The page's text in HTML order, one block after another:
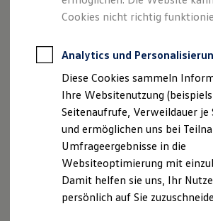
Restschuldversicherungen
Garantien
Professional Class bei
Behörden
Direktkunden
Sonderfahrzeuge
Anpfiff zum Gewinn
Elektromobilität
Elektroautos
ID. Tutorials
Elektrofahrzeugkonzepte
ID. EVERY1
Reichweite
Impressum
Autohaus Minrath GmbH & Co. KG
Rheinberger Straße 46 + 61
Telefon: 02841/145-0
Cookies nicht richtig
Analytics und
Diese Cookies sammeln
Ihre Websitenutzung
Seitenaufrufe, Verweildauer je
und ermöglichen uns bei
Umfrageergebnisse in die
Websiteoptimierung mit
Damit helfen sie uns, Ihr
persönlich auf Sie